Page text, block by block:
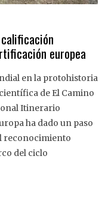
europea
en la protohistoria
de El Camino
Itinerario
ha dado un paso
reconocimiento
del ciclo